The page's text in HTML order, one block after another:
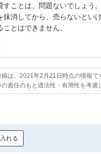
ことは、問題ないでしょう。
消してから、売らないといけ
とはできません。
稿は、2021年2月21日時点の情報で
の責任のもと適法性・有用性を考慮
れる